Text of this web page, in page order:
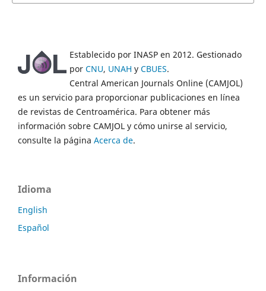
Establecido por INASP en 2012. Gestionado
por CNU, UNAH y CBUES.
Central American Journals Online (CAMJOL)
es un servicio para proporcionar publicaciones en línea
de revistas de Centroamérica. Para obtener más
información sobre CAMJOL y cómo unirse al servicio,
consulte la página Acerca de.
Idioma
English
Español
Información